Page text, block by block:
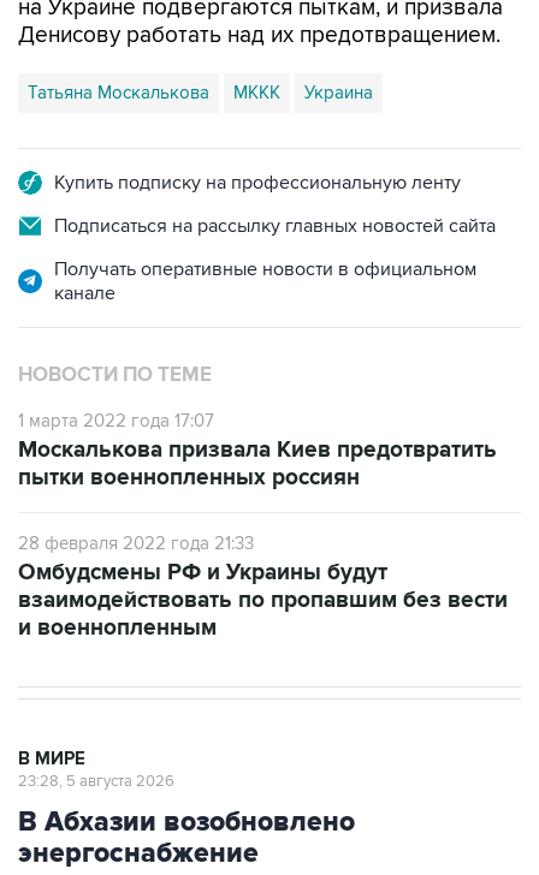
Татьяна Москалькова МККК Украина
Подписаться на рассылку главных новостей сайта
Получать оперативные новости в официальном
НОВОСТИ ПО ТЕМЕ
1 марта 2022 года 17:07
пытки военнопленных россиян
взаимодействовать по пропавшим без вести
и военнопленным
В Абхазии возобновлено
энергоснабжение
Москва. 5 августа. INTERFAX.RU -